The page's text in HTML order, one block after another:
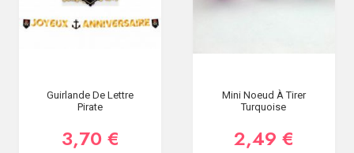
Guirlande De Lettre
Pirate
3,70 €
Mini Noeud À Tirer
Turquoise
2,49 €